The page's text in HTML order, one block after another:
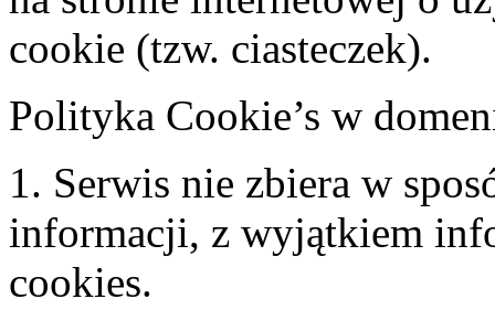
cookie (tzw. ciasteczek).
Polityka Cookie’s w
1. Serwis nie zbiera w
informacji, z wyjątkiem
cookies.